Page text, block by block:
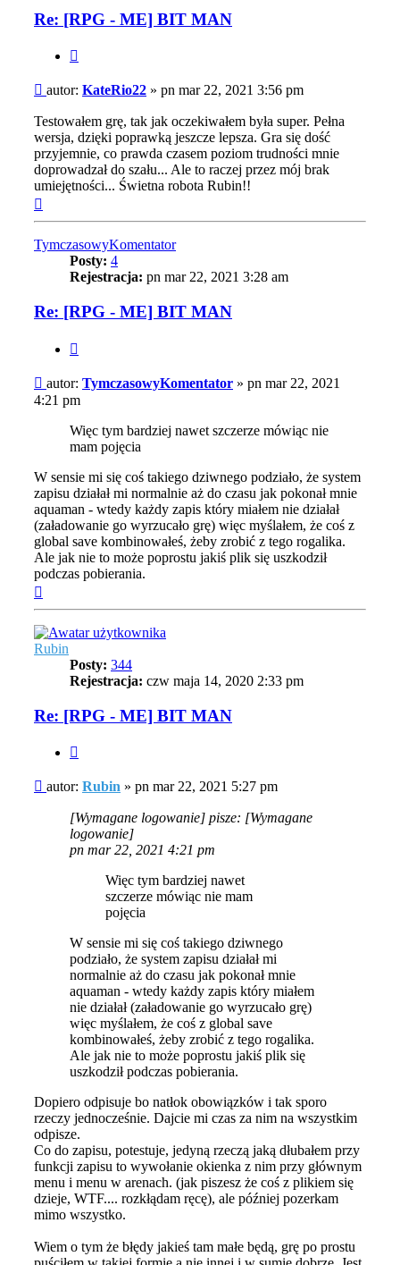
Re: [RPG - ME] BIT MAN
Post
autor: KateRio22 » pn mar 22, 2021 3:56 pm
Testowałem grę, tak jak oczekiwałem była super. Pełna
wersja, dzięki poprawką jeszcze lepsza. Gra się dość
przyjemnie, co prawda czasem poziom trudności mnie
doprowadzał do szału... Ale to raczej przez mój brak
umiejętności... Świetna robota Rubin!!
górę
TymczasowyKomentator
Posty: 4
Rejestracja: pn mar 22, 2021 3:28 am
Re: [RPG - ME] BIT MAN
Post
autor: TymczasowyKomentator » pn mar 22, 2021
4:21 pm
Więc tym bardziej nawet szczerze mówiąc nie
mam pojęcia
W sensie mi się coś takiego dziwnego podziało, że system
zapisu działał mi normalnie aż do czasu jak pokonał mnie
aquaman - wtedy każdy zapis który miałem nie działał
(załadowanie go wyrzucało grę) więc myślałem, że coś z
global save kombinowałeś, żeby zrobić z tego rogalika.
Ale jak nie to może poprostu jakiś plik się uszkodził
podczas pobierania.
Rubin
Posty: 344
Rejestracja: czw maja 14, 2020 2:33 pm
Re: [RPG - ME] BIT MAN
Post
autor: Rubin » pn mar 22, 2021 5:27 pm
[Wymagane logowanie] pisze: [Wymagane
logowanie]
pn mar 22, 2021 4:21 pm
Więc tym bardziej nawet
szczerze mówiąc nie mam
pojęcia
W sensie mi się coś takiego dziwnego
podziało, że system zapisu działał mi
normalnie aż do czasu jak pokonał mnie
aquaman - wtedy każdy zapis który miałem
nie działał (załadowanie go wyrzucało grę)
więc myślałem, że coś z global save
kombinowałeś, żeby zrobić z tego rogalika.
Ale jak nie to może poprostu jakiś plik się
uszkodził podczas pobierania.
Dopiero odpisuje bo natłok obowiązków i tak sporo
rzeczy jednocześnie. Dajcie mi czas za nim na wszystkim
odpisze.
Co do zapisu, potestuje, jedyną rzeczą jaką dłubałem przy
funkcji zapisu to wywołanie okienka z nim przy głównym
menu i menu w arenach. (jak piszesz że coś z plikiem się
dzieje, WTF.... rozkłądam ręcę), ale później pozerkam
mimo wszystko.
Wiem o tym że błędy jakieś tam małe będą, grę po prostu